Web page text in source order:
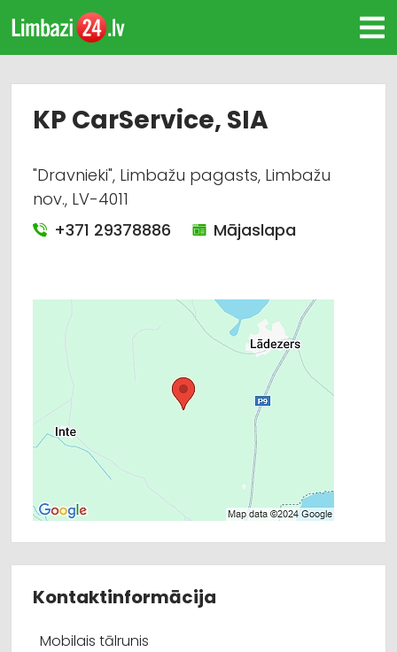
KP CarService, SIA
"Dravnieki", Limbažu pagasts, Limbažu
nov., LV-4011
+371 29378886
Mājaslapa
Kontaktinformācija
Mobilais tālrunis